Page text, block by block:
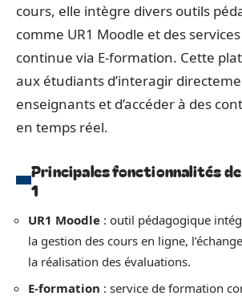
cours, elle intègre divers outils
comme UR1 Moodle et des
continue via E-formation. Cette
aux étudiants d’interagir
enseignants et d’accéder à des
en temps réel.
Principales fonctionnalités de
1
UR1 Moodle : outil pédagogique
la gestion des cours en ligne,
la réalisation des évaluations.
E-formation : service de formation